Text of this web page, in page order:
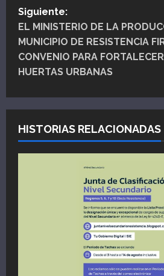
e
g
a
i
ó
Siguiente:
EL MINISTERIO DE LA
MUNICIPIO DE RESISTENCIA
CONVENIO PARA
HUERTAS URBANAS
HISTORIAS RELACIONADAS